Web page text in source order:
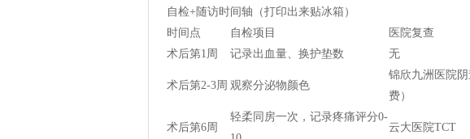
自检+随访时间轴（打印出来贴冰箱）
时间点
自检项目 医院复查
术后第1周
记录出血量、换护垫数 无
术后第2-3周 观察分泌物颜色
锦欣九洲医院
费）
术后第6周
轻柔同房一次，记录疼痛评分0-
云大医院TCT